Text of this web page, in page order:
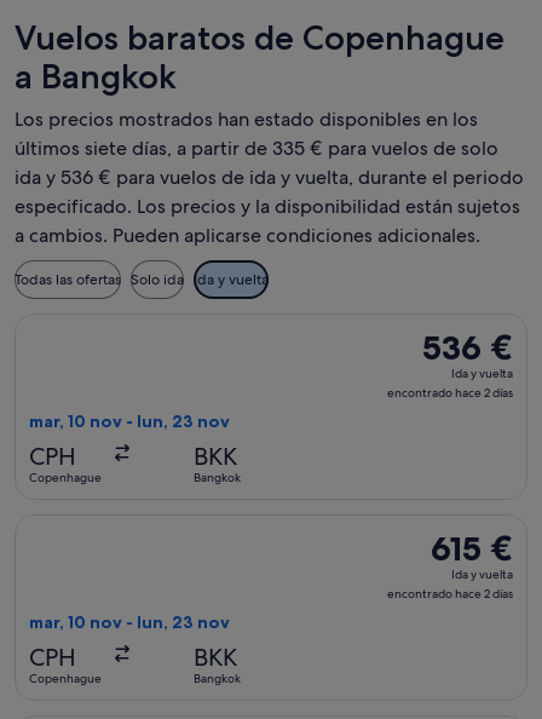
Vuelos baratos de Copenhague
a Bangkok
Los precios mostrados han estado disponibles en los
últimos siete días, a partir de 335 € para vuelos de solo
ida y 536 € para vuelos de ida y vuelta, durante el periodo
especificado. Los precios y la disponibilidad están sujetos
a cambios. Pueden aplicarse condiciones adicionales.
Todas las ofertas Solo ida Ida y vuelta
536 €
Ida
y
536 €
Ida y vuelta
encontrado hace 2 días
mar, 10 nov - lun, 23 nov
CPH
Copenhague
BKK
Bangkok
615 €
Ida
y
615 €
Ida y vuelta
encontrado hace 2 días
mar, 10 nov - lun, 23 nov
CPH
Copenhague
BKK
Bangkok